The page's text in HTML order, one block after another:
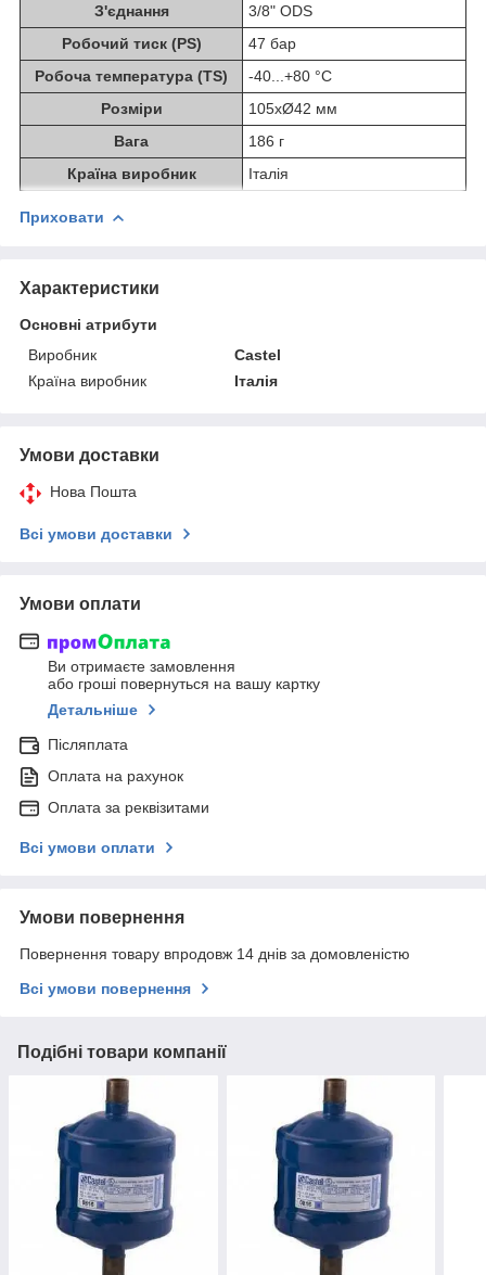
З'єднання
3/8" ODS
Робочий тиск (PS)
47 бар
Робоча температура (TS)
-40...+80 °C
Розміри
105хØ42 мм
Вага
186 г
Країна виробник
Італія
Приховати
Характеристики
Основні атрибути
Виробник
Castel
Країна виробник
Італія
Умови доставки
Нова Пошта
Всі умови доставки
Умови оплати
Ви отримаєте замовлення
або гроші повернуться на вашу картку
Детальніше
Післяплата
Оплата на рахунок
Оплата за реквізитами
Всі умови оплати
Умови повернення
Повернення товару впродовж 14 днів за домовленістю
Всі умови повернення
Подібні товари компанії